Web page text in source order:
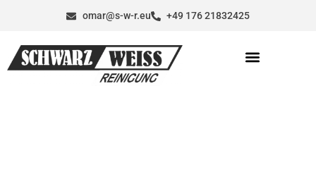
omar@s-w-r.eu +49 176 21832425